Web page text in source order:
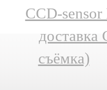
CCD-
съёмка)